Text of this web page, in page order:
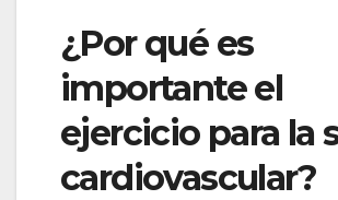
¿Por qué es
importante el
ejercicio para la
cardiovascular?